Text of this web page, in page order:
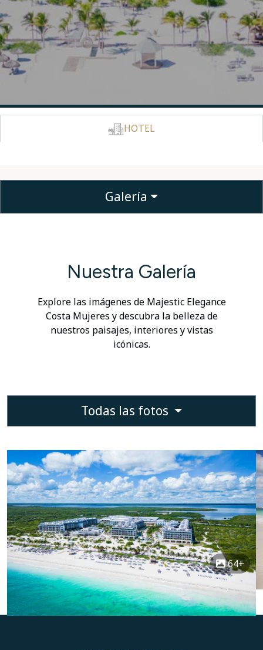
HOTEL
Galería
Nuestra Galería
Explore las imágenes de Majestic Elegance
Costa Mujeres y descubra la belleza de
nuestros paisajes, interiores y vistas
icónicas.
Todas las fotos
64+